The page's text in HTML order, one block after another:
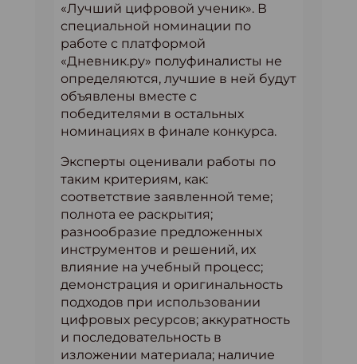
«Лучший цифровой ученик». В
специальной номинации по
работе с платформой
«Дневник.ру» полуфиналисты не
определяются, лучшие в ней будут
объявлены вместе с
победителями в остальных
номинациях в финале конкурса.
Эксперты оценивали работы по
таким критериям, как:
соответствие заявленной теме;
полнота ее раскрытия;
разнообразие предложенных
инструментов и решений, их
влияние на учебный процесс;
демонстрация и оригинальность
подходов при использовании
цифровых ресурсов; аккуратность
и последовательность в
изложении материала; наличие